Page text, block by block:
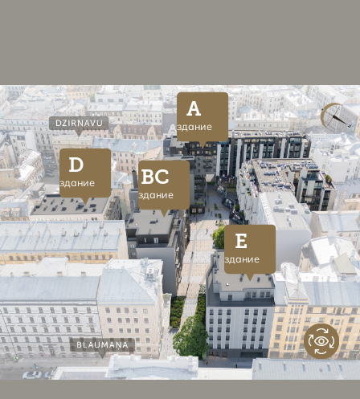
A
здание
BC
здание
D
здание
E
здание